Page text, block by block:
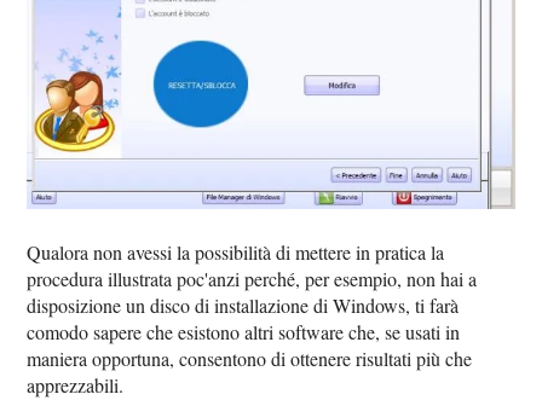
Qualora non avessi la possibilità di mettere in pratica la
procedura illustrata poc'anzi perché, per esempio, non hai a
disposizione un disco di installazione di Windows, ti farà
comodo sapere che esistono altri software che, se usati in
maniera opportuna, consentono di ottenere risultati più che
apprezzabili.